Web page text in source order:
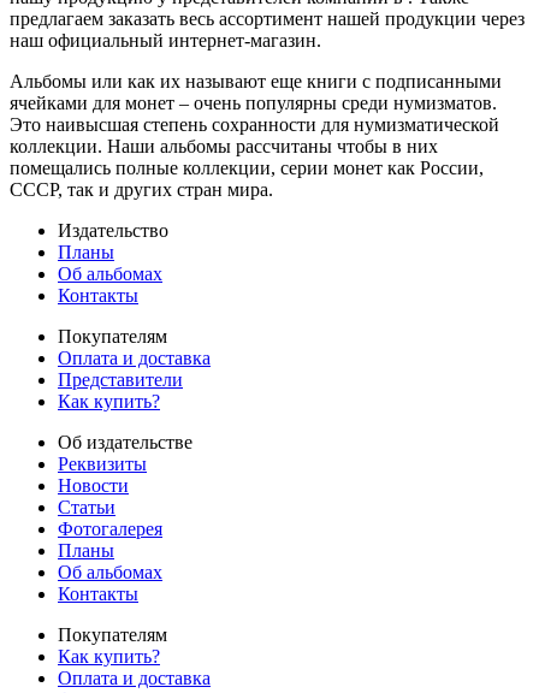
предлагаем заказать весь ассортимент нашей продукции через
наш официальный интернет-магазин.
Альбомы или как их называют еще книги с подписанными
ячейками для монет – очень популярны среди нумизматов.
Это наивысшая степень сохранности для нумизматической
коллекции. Наши альбомы рассчитаны чтобы в них
помещались полные коллекции, серии монет как России,
СССР, так и других стран мира.
Издательство
Планы
Об альбомах
Контакты
Покупателям
Оплата и доставка
Представители
Как купить?
Об издательстве
Реквизиты
Новости
Статьи
Фотогалерея
Планы
Об альбомах
Контакты
Покупателям
Как купить?
Оплата и доставка